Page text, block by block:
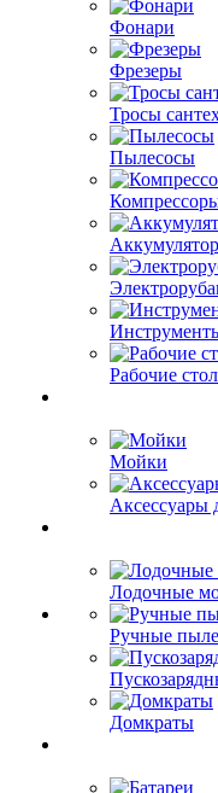
Фонари
Фрезеры
Тросы
Пылесосы
Рабочие
Мойки
Аксессуары
Лодочные
Ручные
Домкраты